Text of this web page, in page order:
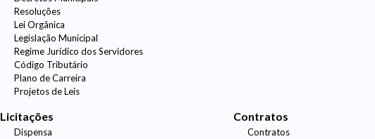
Resoluções
Lei Orgânica
Legislação Municipal
Regime Jurídico dos Servidores
Código Tributário
Plano de Carreira
Projetos de Leis
Licitações
Dispensa
Contratos
Contratos